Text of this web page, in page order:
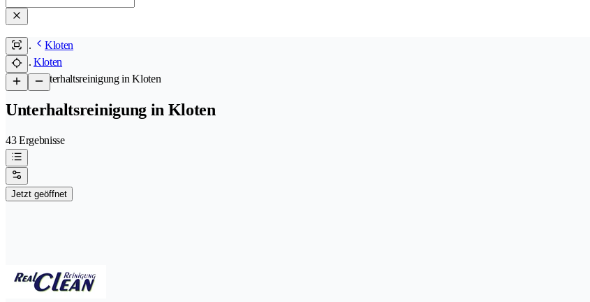
Kloten
Kloten
/Unterhaltsreinigung in Kloten
Unterhaltsreinigung in Kloten
43 Ergebnisse
Jetzt geöffnet